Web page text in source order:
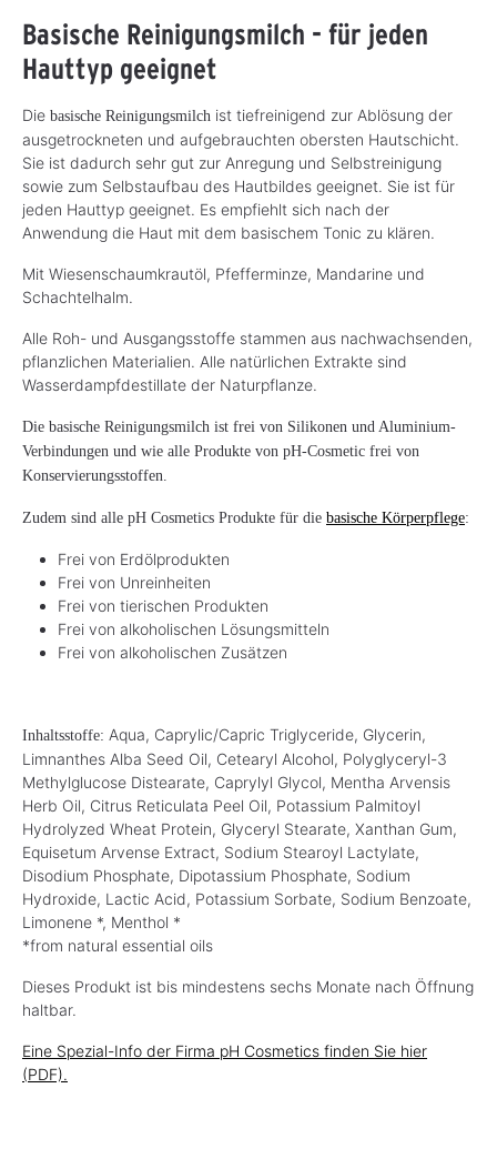
Basische Reinigungsmilch - für jeden
Hauttyp geeignet
Die basische Reinigungsmilch ist tiefreinigend zur Ablösung der
ausgetrockneten und aufgebrauchten obersten Hautschicht.
Sie ist dadurch sehr gut zur Anregung und Selbstreinigung
sowie zum Selbstaufbau des Hautbildes geeignet. Sie ist für
jeden Hauttyp geeignet. Es empfiehlt sich nach der
Anwendung die Haut mit dem basischem Tonic zu klären.
Mit Wiesenschaumkrautöl, Pfefferminze, Mandarine und
Schachtelhalm.
Alle Roh- und Ausgangsstoffe stammen aus nachwachsenden,
pflanzlichen Materialien. Alle natürlichen Extrakte sind
Wasserdampfdestillate der Naturpflanze.
Die basische Reinigungsmilch ist frei von Silikonen und Aluminium-
Verbindungen und wie alle Produkte von pH-Cosmetic frei von
Konservierungsstoffen.
Zudem sind alle pH Cosmetics Produkte für die basische Körperpflege:
Frei von Erdölprodukten
Frei von Unreinheiten
Frei von tierischen Produkten
Frei von alkoholischen Lösungsmitteln
Frei von alkoholischen Zusätzen
Inhaltsstoffe: Aqua, Caprylic/Capric Triglyceride, Glycerin,
Limnanthes Alba Seed Oil, Cetearyl Alcohol, Polyglyceryl-3
Methylglucose Distearate, Caprylyl Glycol, Mentha Arvensis
Herb Oil, Citrus Reticulata Peel Oil, Potassium Palmitoyl
Hydrolyzed Wheat Protein, Glyceryl Stearate, Xanthan Gum,
Equisetum Arvense Extract, Sodium Stearoyl Lactylate,
Disodium Phosphate, Dipotassium Phosphate, Sodium
Hydroxide, Lactic Acid, Potassium Sorbate, Sodium Benzoate,
Limonene *, Menthol *
*from natural essential oils
Dieses Produkt ist bis mindestens sechs Monate nach Öffnung
haltbar.
Eine Spezial-Info der Firma pH Cosmetics finden Sie hier
(PDF).